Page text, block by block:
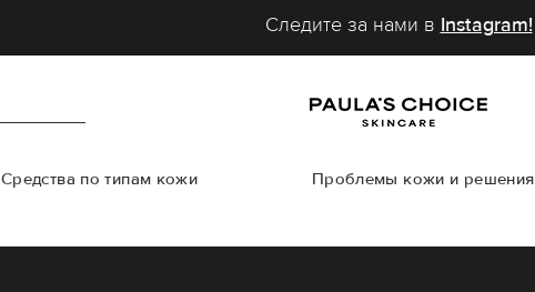
Следите за нами в Instagram!
Средства по типам кожи Проблемы кожи и решения